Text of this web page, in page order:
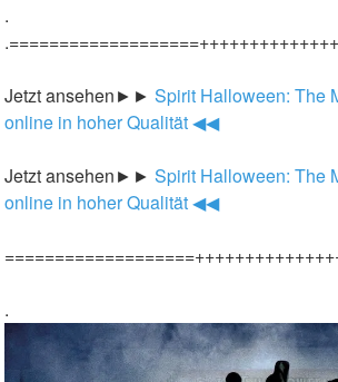
.
Jetzt ansehen►► Spirit Halloween: The
online in hoher Qualität ◀◀
Jetzt ansehen►► Spirit Halloween: The
online in hoher Qualität ◀◀
.